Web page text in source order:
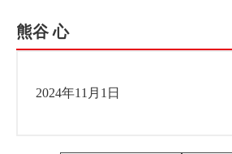
熊谷 心
2024年11月1日